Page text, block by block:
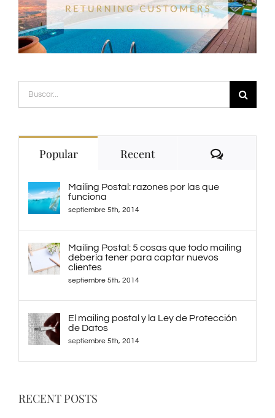
Buscar:
Popular Recent
Mailing Postal: razones por las que
funciona
septiembre 5th, 2014
Mailing Postal: 5 cosas que todo mailing
debería tener para captar nuevos
clientes
septiembre 5th, 2014
El mailing postal y la Ley de Protección
de Datos
septiembre 5th, 2014
RECENT POSTS